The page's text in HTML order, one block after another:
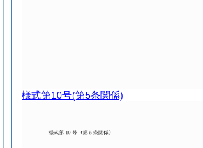
様式第10号(第5条関係)